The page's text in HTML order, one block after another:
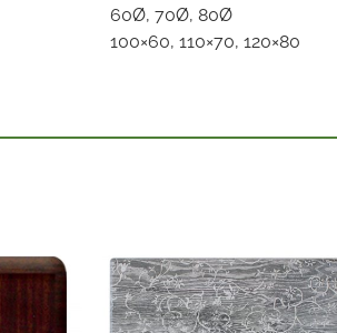
60Ø, 70Ø, 80Ø
100×60, 110×70, 120×80